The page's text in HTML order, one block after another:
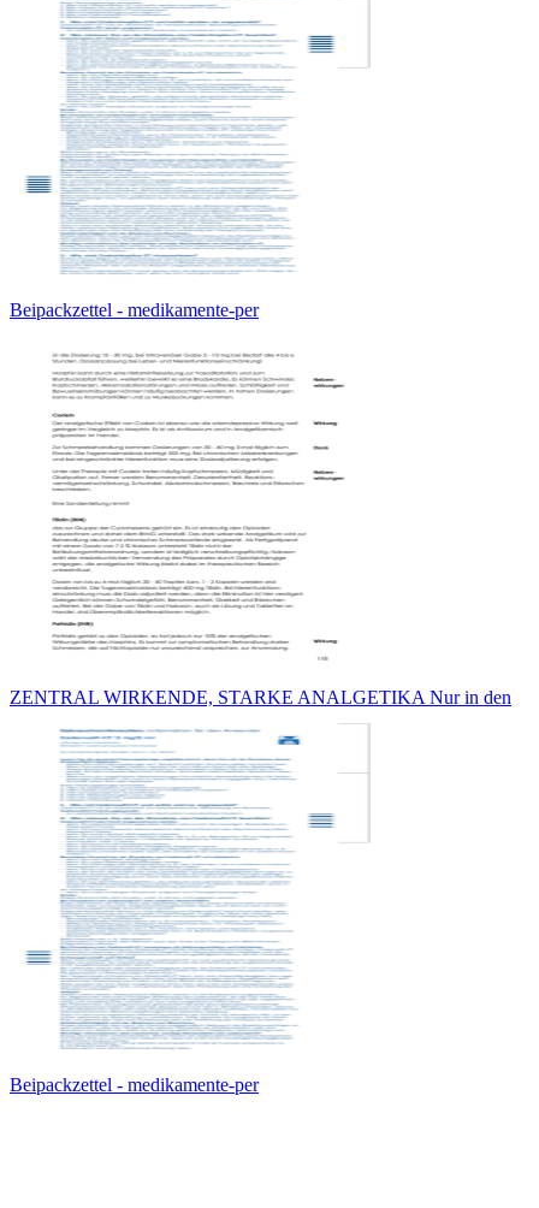
Beipackzettel - medikamente-per
ZENTRAL WIRKENDE, STARKE ANALGETIKA Nur in den
Beipackzettel - medikamente-per